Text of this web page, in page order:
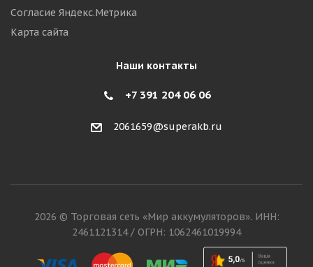
Согласие Яндекс.Метрика
Карта сайта
Наши контакты
+7 391 204 06 06
2061659@superakb.ru
2026 © Торговая сеть «Мир аккумуляторов». ИНН:
2461121314 / ОГРН: 1062461019994